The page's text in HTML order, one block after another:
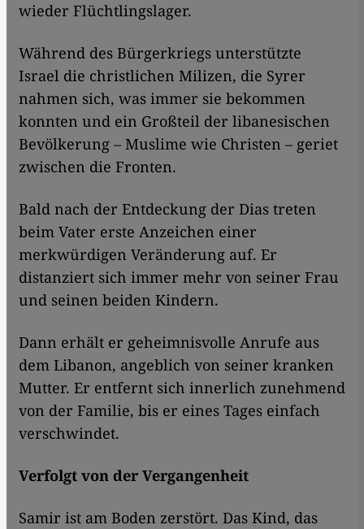
wieder Flüchtlingslager.
Während des Bürgerkriegs unterstützte
Israel die christlichen Milizen, die Syrer
nahmen sich, was immer sie bekommen
konnten und ein Großteil der libanesischen
Bevölkerung – Muslime wie Christen – geriet
zwischen die Fronten.
Bald nach der Entdeckung der Dias treten
beim Vater erste Anzeichen einer
merkwürdigen Veränderung auf. Er
distanziert sich immer mehr von seiner Frau
und seinen beiden Kindern.
Dann erhält er geheimnisvolle Anrufe aus
dem Libanon, angeblich von seiner kranken
Mutter. Er entfernt sich innerlich zunehmend
von der Familie, bis er eines Tages einfach
verschwindet.
Verfolgt von der Vergangenheit
Samir ist am Boden zerstört. Das Kind, das